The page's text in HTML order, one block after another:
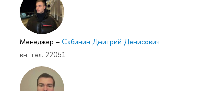
Менеджер – Сабинин Дмитрий Денисович
вн. тел. 22051